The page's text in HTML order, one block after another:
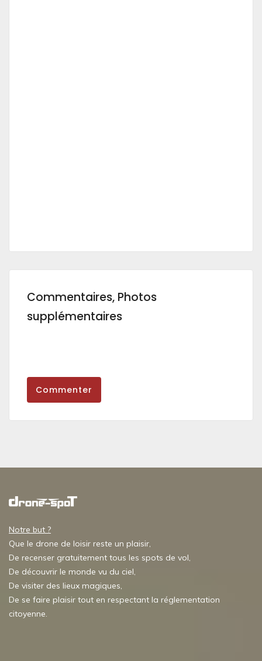
Commentaires, Photos
supplémentaires
Commenter
Notre but ?
Que le drone de loisir reste un plaisir,
De recenser gratuitement tous les spots de vol,
De découvrir le monde vu du ciel,
De visiter des lieux magiques,
De se faire plaisir tout en respectant la réglementation
citoyenne.